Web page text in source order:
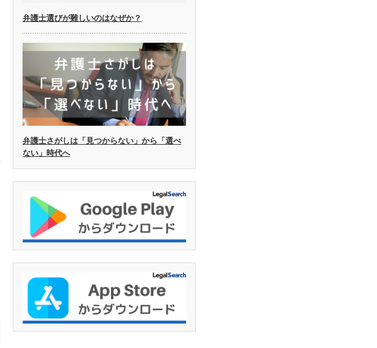
弁護士選びが難しいのはなぜか？
弁護士さがしは「見つからない」から「選べ
ない」時代へ